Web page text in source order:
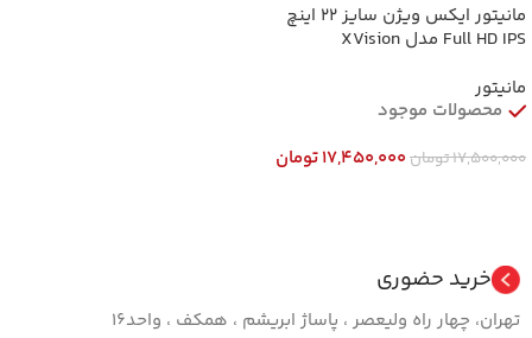
مانیتور ایکس ویژن سایز ۲۲ اینچ
Full HD IPS مدل XVision
75Hz Flat Monitor
مانیتور
محصولات موجود
17,500,000تومان17,450,000تومان
خرید حضوری
تهران، چهار راه ولیعصر ، پاساژ ابریشم ، همکف ، واحد16